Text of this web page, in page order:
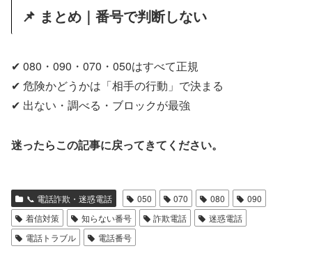
📌 まとめ｜番号で判断しない
✔ 080・090・070・050はすべて正規
✔ 危険かどうかは「相手の行動」で決まる
✔ 出ない・調べる・ブロックが最強
迷ったらこの記事に戻ってきてください。
📞 電話詐欺・迷惑電話 050 070 080
090
着信対策
知らない番号 詐欺電話
迷惑電話
電話トラブル
電話番号